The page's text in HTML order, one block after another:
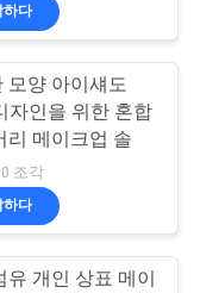
업
25
하다
모양 아이섀도
자인을 위한 혼합
리 메이크업 솔
조각
하다
유 개인 상표 메이